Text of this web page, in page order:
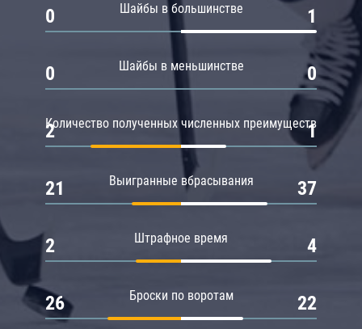
Шайбы в большинстве
0 1
Шайбы в меньшинстве
0 0
Количество полученных численных преимуществ
2 1
Выигранные вбрасывания
21 37
Штрафное время
2 4
Броски по воротам
26 22